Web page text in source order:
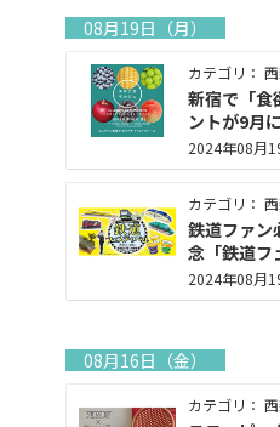
08月19日（月）
カテゴリ：
新宿で「食
ントが9月
2024年08月
カテゴリ：
鉄道ファン
念「鉄道フ
2024年08月
08月16日（金）
カテゴリ：